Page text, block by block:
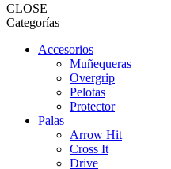
CLOSE
Categorías
Accesorios
Muñequeras
Overgrip
Pelotas
Protector
Palas
Arrow Hit
Cross It
Drive